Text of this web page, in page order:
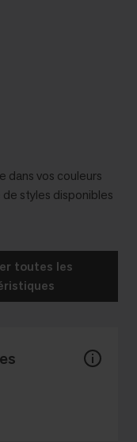
vos couleurs
styles disponibles
toutes les